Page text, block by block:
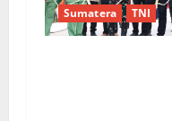
Sumatera
TNI